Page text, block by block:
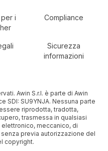
i
Compliance
Sicurezza
informazioni
Awin S.r.l. è parte di Awin
SDI: SU9YNJA. Nessuna parte
riprodotta, tradotta,
trasmessa in qualsiasi
meccanico, di
previa autorizzazione del
copyright.